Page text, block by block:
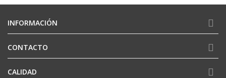
INFORMACIÓN
CONTACTO
CALIDAD